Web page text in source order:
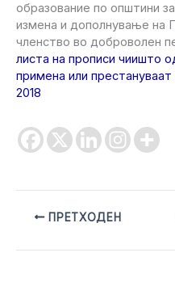
образование по општини
измена и дополнување на
членство во доброволен
листа на прописи чиишто
примена или
2018
ПРЕТХОДЕН